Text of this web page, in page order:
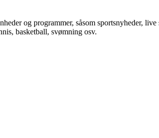
og programmer, såsom sportsnyheder,
basketball, svømning osv.